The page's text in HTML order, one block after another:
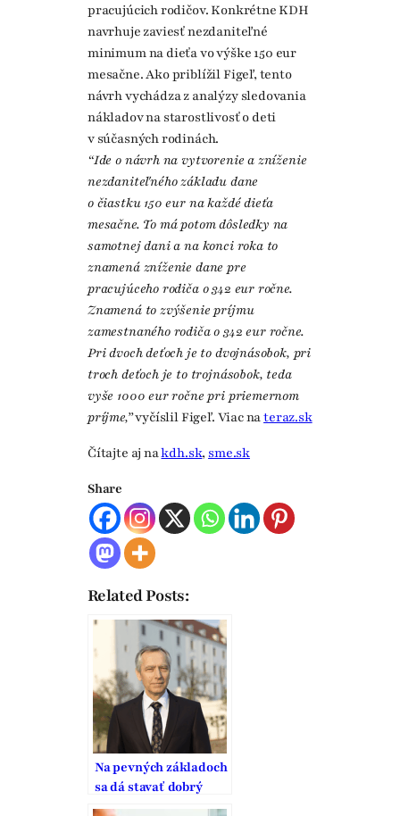
pracujúcich rodičov. Konkrétne KDH
navrhuje zaviesť nezdaniteľné
minimum na dieťa vo výške 150 eur
mesačne. Ako priblížil Figeľ, tento
návrh vychádza z analýzy sledovania
nákladov na starostlivosť o deti
v súčasných rodinách.
“Ide o návrh na vytvorenie a zníženie
nezdaniteľného základu dane
o čiastku 150 eur na každé dieťa
mesačne. To má potom dôsledky na
samotnej dani a na konci roka to
znamená zníženie dane pre
pracujúceho rodiča o 342 eur ročne.
Znamená to zvýšenie príjmu
zamestnaného rodiča o 342 eur ročne.
Pri dvoch deťoch je to dvojnásobok, pri
troch deťoch je to trojnásobok, teda
vyše 1000 eur ročne pri priemernom
príjme,”vyčíslil Figeľ. Viac nateraz.sk
Čítajte aj nakdh.sk, sme.sk
Share
Related Posts:
Na pevných základoch
sa dá stavať dobrý
domov